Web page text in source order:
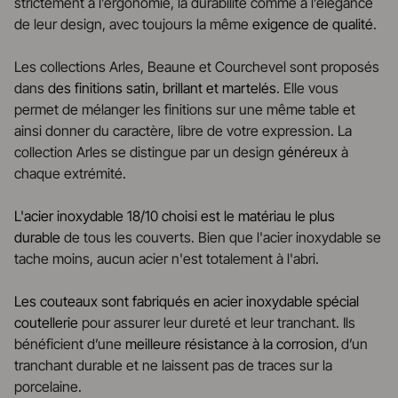
de leur design, avec toujours la même exigence de qualité.
Les collections Arles, Beaune et Courchevel sont proposés
dans des finitions satin, brillant et martelés. Elle vous
permet de mélanger les finitions sur une même table et
ainsi donner du caractère, libre de votre expression. La
collection Arles se distingue par un design généreux à
chaque extrémité.
L'acier inoxydable 18/10 choisi est le matériau le plus
durable de tous les couverts. Bien que l'acier inoxydable se
tache moins, aucun acier n'est totalement à l'abri.
Les couteaux sont fabriqués en acier inoxydable spécial
coutellerie pour assurer leur dureté et leur tranchant. Ils
bénéficient d’une meilleure résistance à la corrosion, d’un
tranchant durable et ne laissent pas de traces sur la
porcelaine.